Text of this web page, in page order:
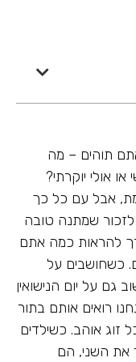
תוהים – מה
אולי יוקרתי?
אבל עם כל כך
שמתנה טובה
להראות כמה אתם
כשחושבים על
גם על יום הנישואין
רואים אותם בתור
זוג אוהב. כשילדים
את השני, הם